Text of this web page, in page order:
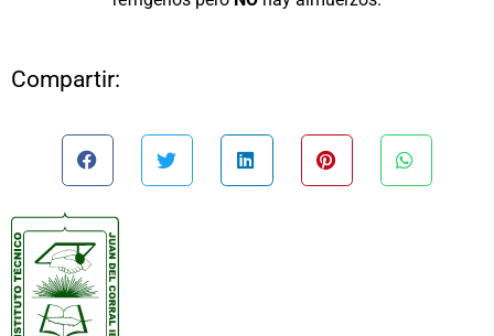
Compartir: